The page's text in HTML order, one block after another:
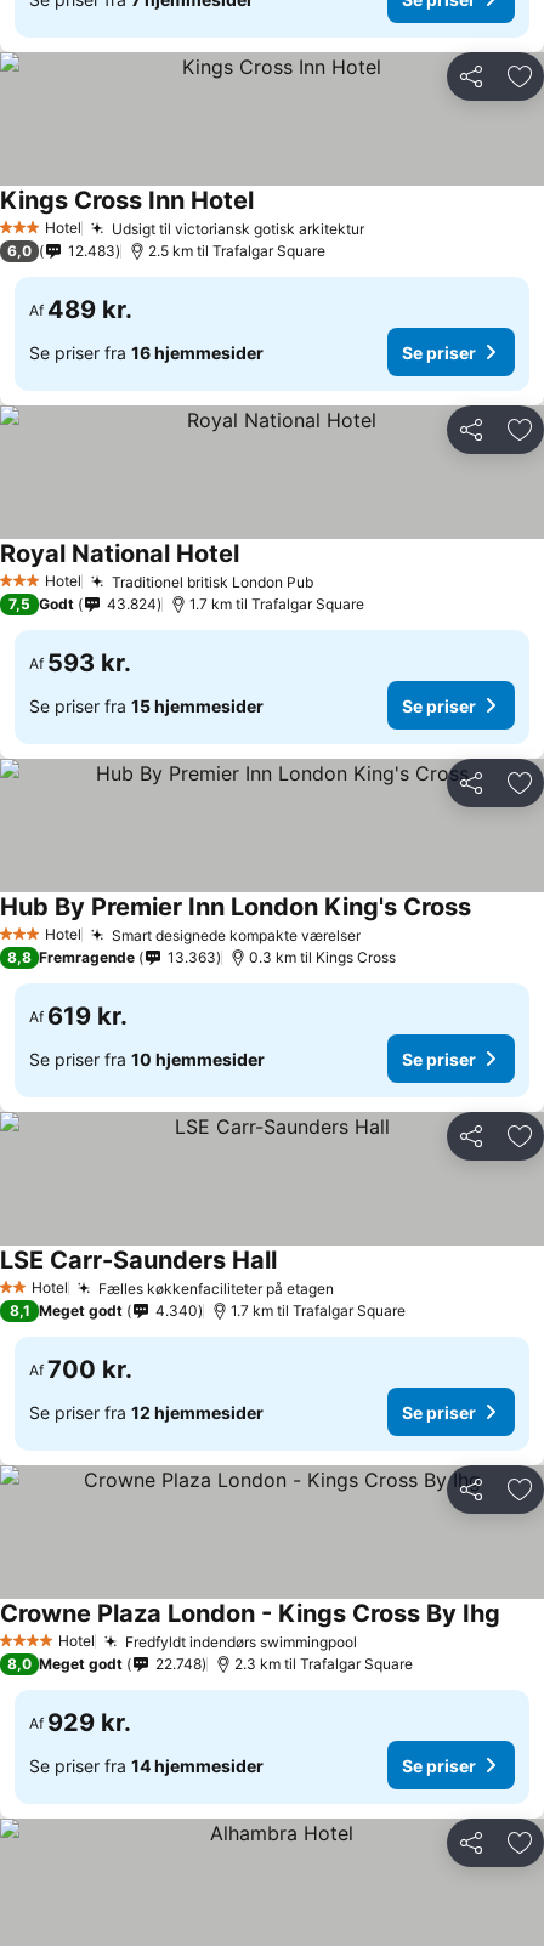
Del
3 StjernerHotel Udsigt til victoriansk gotisk arkitekturSe priser
Kings Cross Inn HotelSe priser
6,0 12.483 2.5 km til Trafalgar Square
Af 489 kr.
Se priser fra 16 hjemmesider Se priser
Del
3 StjernerHotel Traditionel britisk London PubSe priser
Royal National HotelSe priser
7,5 Godt 43.824 1.7 km til Trafalgar Square
Af 593 kr.
Se priser fra 15 hjemmesider Se priser
Del
3 StjernerHotel Smart designede kompakte værelserSe priser
Hub By Premier Inn London King's CrossSe
8,8 Fremragende 13.363 0.3 km til Kings Cross
Af 619 kr.
Se priser fra 10 hjemmesider Se priser
Del
2 Stjerner
Hotel Fælles køkkenfaciliteter på etagen
LSE Carr-Saunders HallSe priser
8,1 Meget godt 4.340 1.7 km til Trafalgar Square
Af 700 kr.
Se priser fra 12 hjemmesider Se priser
Del
4 StjernerHotel Fredfyldt indendørs swimmingpool
Crowne Plaza London - Kings Cross By Ihg
8,0 Meget godt 22.748 2.3 km til Trafalgar Square
Af 929 kr.
Se priser fra 14 hjemmesider Se priser
Del